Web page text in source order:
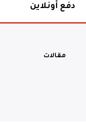
دفع أونلاين
مقالات